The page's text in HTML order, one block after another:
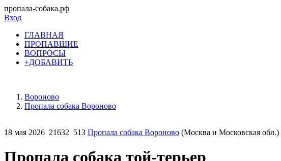
пропала-собака.рф
Вход
ГЛАВНАЯ
ПРОПАВШИЕ
ВОПРОСЫ
+ДОБАВИТЬ
Вороново
Пропала собака Вороново
18 мая 2026 21632 513 Пропала собака Вороново (Москва и Московская обл.)
Пропала собака той-терьер